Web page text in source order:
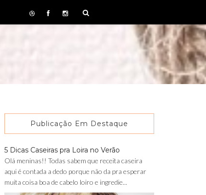
Publicação Em Destaque
5 Dicas Caseiras pra Loira no Verão
Olá meninas!! Todas sabem que receita caseira
aqui é contada a dedo porque não da pra esperar
muita coisa boa de cabelo loiro e ingredie...